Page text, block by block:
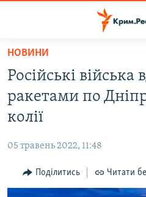
Перейти
основного
матеріалу
Перейти
до
основної
навігації
Перейти
до
ВІДЕО ТА ФОТО
БЛОГИ
ПОГЛЯД
НОВИНИ
Російські
ракетами по
колії
05 травень 2022, 11:48
Поділитись Читати